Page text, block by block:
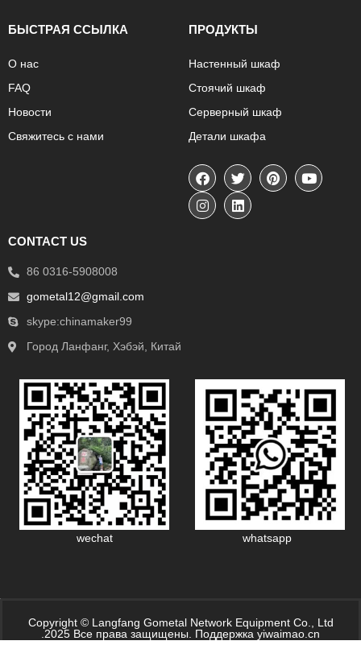
БЫСТРАЯ ССЫЛКА
О нас
FAQ
Новости
Свяжитесь с нами
ПРОДУКТЫ
Настенный шкаф
Стоячий шкаф
Серверный шкаф
Детали шкафа
CONTACT US
86 0316-5908008
gometal12@gmail.com
skype:chinamaker99
Город Ланфанг, Хэбэй, Китай
wechat whatsapp
Copyright © Langfang Gometal Network Equipment Co., Ltd
.2025 Все права защищены. Поддержка yiwaimao.cn